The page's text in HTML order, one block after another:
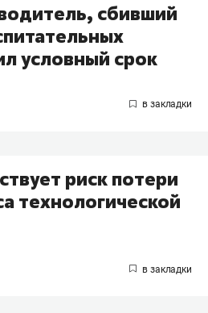
сбивший
условный срок
риск потери
технологической